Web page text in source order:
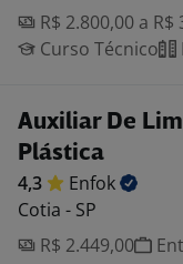
R$ 2.800,00 a R$
Curso Técnico
Auxiliar De
Plástica
4,3
Enfok
Cotia - SP
R$ 2.449,00